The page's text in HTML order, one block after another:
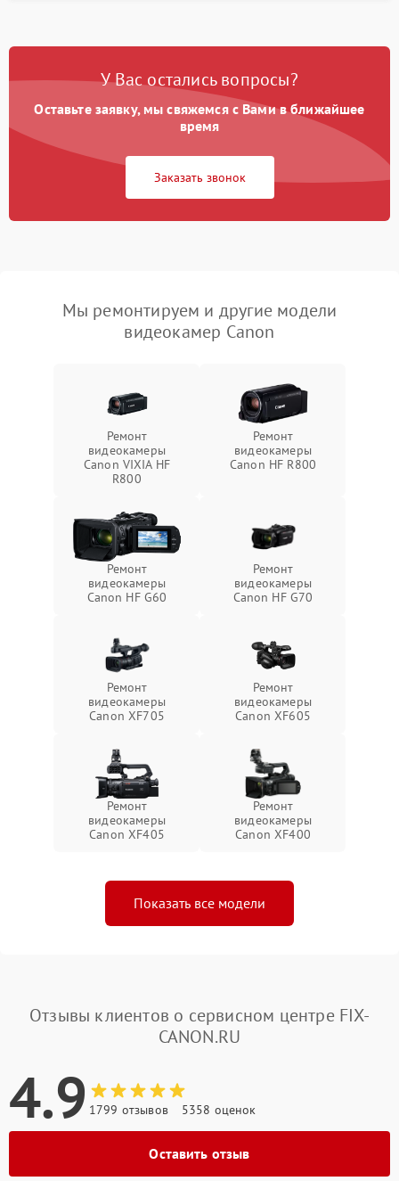
У Вас остались вопросы?
Оставьте заявку, мы свяжемся с Вами в ближайшее
время
Заказать звонок
Мы ремонтируем и другие модели
видеокамер Canon
Ремонт
видеокамеры
Canon VIXIA HF
R800
Ремонт
видеокамеры
Canon HF R800
Ремонт
видеокамеры
Canon HF G60
Ремонт
видеокамеры
Canon HF G70
Ремонт
видеокамеры
Canon XF705
Ремонт
видеокамеры
Canon XF605
Ремонт
видеокамеры
Canon XF405
Ремонт
видеокамеры
Canon XF400
Показать все модели
Отзывы клиентов о сервисном центре FIX-
CANON.RU
4.9 1799 отзывов 5358 оценок
Оставить отзыв